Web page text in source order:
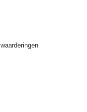
waarderingen